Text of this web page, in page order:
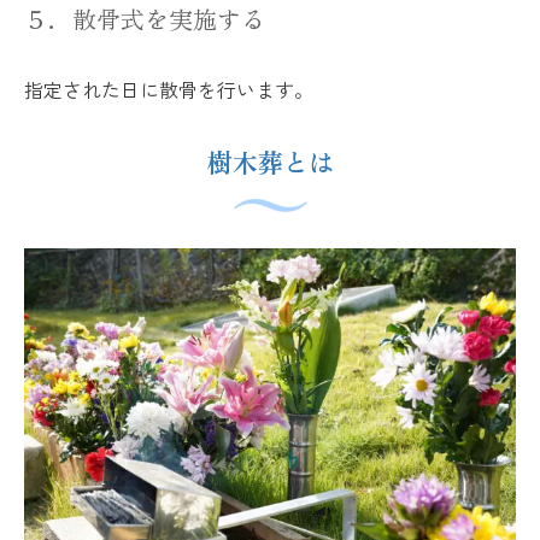
５．散骨式を実施する
指定された日に散骨を行います。
樹木葬とは